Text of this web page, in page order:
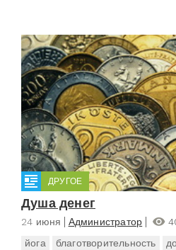
ДРУГОЕ
Душа денег
24 июня Администратор
йога
благотворительность